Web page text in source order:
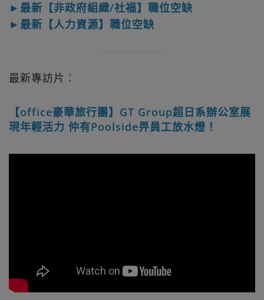
►最新【非政府組織/社福】職位空缺
►最新【人力資源】職位空缺
最新專訪片︰
【office豪華旅行團】GT Group超日系辦公室展
現年輕活力 仲有Poolside畀員工放水燈！